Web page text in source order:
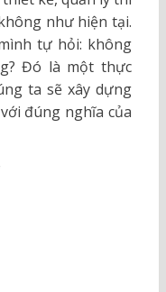
như hiện tại.
tự hỏi: không
Đó là một thực
ta sẽ xây dựng
đúng nghĩa của